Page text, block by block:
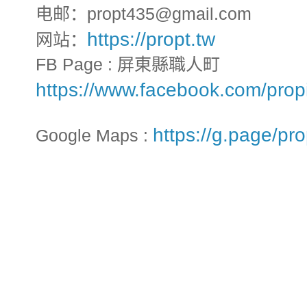
电邮：propt435@gmail.com
网站： https://propt.tw
FB Page : 屏東縣職人町
https://www.facebook.com/
Google Maps : https://g.page/